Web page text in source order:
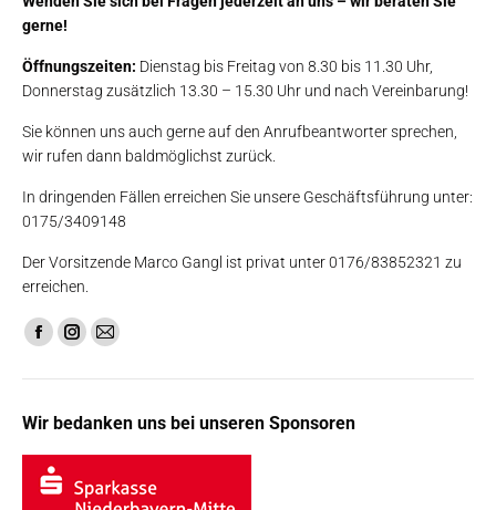
gerne!
Öffnungszeiten: Dienstag bis Freitag von 8.30 bis 11.30 Uhr,
Donnerstag zusätzlich 13.30 – 15.30 Uhr und nach Vereinbarung!
Sie können uns auch gerne auf den Anrufbeantworter sprechen,
wir rufen dann baldmöglichst zurück.
In dringenden Fällen erreichen Sie unsere Geschäftsführung unter:
0175/3409148
Der Vorsitzende Marco Gangl ist privat unter 0176/83852321 zu
erreichen.
Finden Sie uns auf:
Facebook
in
new
window
Instagram
in
new
window
E-
opens
in
new
Wir bedanken uns bei unseren Sponsoren